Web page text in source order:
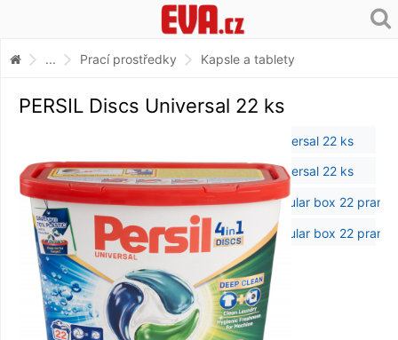
... Prací prostředky Kapsle a tablety
PERSIL Discs Universal 22 ks